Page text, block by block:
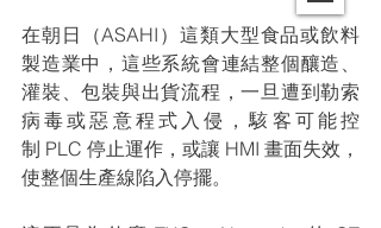
在朝日（ASAHI）這類大型食品或飲料
製造業中，這些系統會連結整個釀造、
灌裝、包裝與出貨流程，一旦遭到勒索
病毒或惡意程式入侵，駭客可能控
制 PLC 停止運作，或讓 HMI 畫面失效，
使整個生產線陷入停擺。